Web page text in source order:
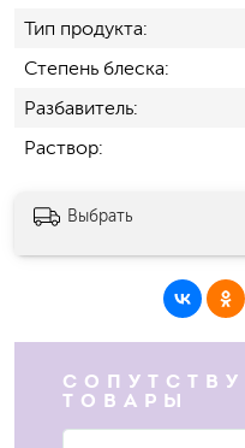
Тип продукта
Степень блеска
Разбавитель
Раствор
Выбрать
ТОВАРЫ